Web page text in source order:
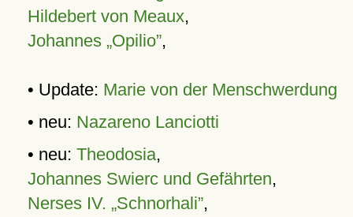
Hildebert von Meaux,
Johannes „Opilio”,
• Update: Marie von der Menschwerdung
• neu: Nazareno Lanciotti
• neu: Theodosia,
Johannes Swierc und Gefährten,
Nerses IV. „Schnorhali”,